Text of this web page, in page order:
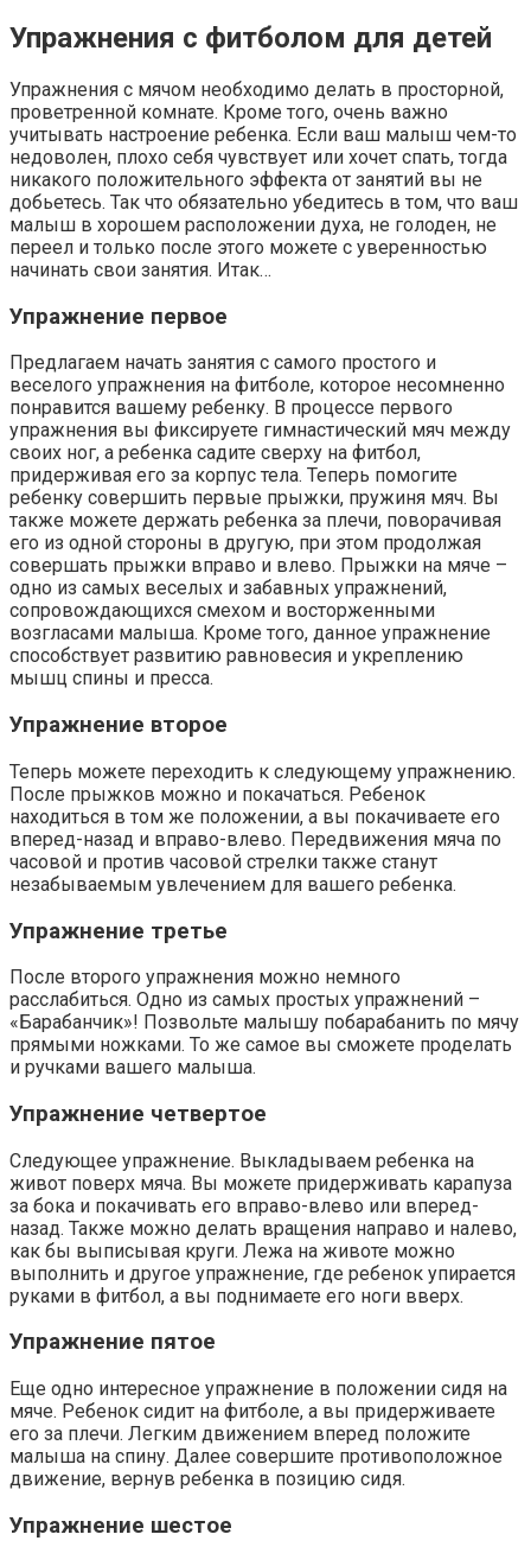
Упражнения с фитболом для детей
Упражнения с мячом необходимо делать в просторной,
проветренной комнате. Кроме того, очень важно
учитывать настроение ребенка. Если ваш малыш чем-то
недоволен, плохо себя чувствует или хочет спать, тогда
никакого положительного эффекта от занятий вы не
добьетесь. Так что обязательно убедитесь в том, что ваш
малыш в хорошем расположении духа, не голоден, не
переел и только после этого можете с уверенностью
начинать свои занятия. Итак…
Упражнение первое
Предлагаем начать занятия с самого простого и
веселого упражнения на фитболе, которое несомненно
понравится вашему ребенку. В процессе первого
упражнения вы фиксируете гимнастический мяч между
своих ног, а ребенка садите сверху на фитбол,
придерживая его за корпус тела. Теперь помогите
ребенку совершить первые прыжки, пружиня мяч. Вы
также можете держать ребенка за плечи, поворачивая
его из одной стороны в другую, при этом продолжая
совершать прыжки вправо и влево. Прыжки на мяче –
одно из самых веселых и забавных упражнений,
сопровождающихся смехом и восторженными
возгласами малыша. Кроме того, данное упражнение
способствует развитию равновесия и укреплению
мышц спины и пресса.
Упражнение второе
Теперь можете переходить к следующему упражнению.
После прыжков можно и покачаться. Ребенок
находиться в том же положении, а вы покачиваете его
вперед-назад и вправо-влево. Передвижения мяча по
часовой и против часовой стрелки также станут
незабываемым увлечением для вашего ребенка.
Упражнение третье
После второго упражнения можно немного
расслабиться. Одно из самых простых упражнений –
«Барабанчик»! Позвольте малышу побарабанить по мячу
прямыми ножками. То же самое вы сможете проделать
и ручками вашего малыша.
Упражнение четвертое
Следующее упражнение. Выкладываем ребенка на
живот поверх мяча. Вы можете придерживать карапуза
за бока и покачивать его вправо-влево или вперед-
назад. Также можно делать вращения направо и налево,
как бы выписывая круги. Лежа на животе можно
выполнить и другое упражнение, где ребенок упирается
руками в фитбол, а вы поднимаете его ноги вверх.
Упражнение пятое
Еще одно интересное упражнение в положении сидя на
мяче. Ребенок сидит на фитболе, а вы придерживаете
его за плечи. Легким движением вперед положите
малыша на спину. Далее совершите противоположное
движение, вернув ребенка в позицию сидя.
Упражнение шестое